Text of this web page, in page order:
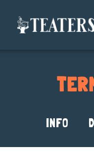
innehållet
INFO